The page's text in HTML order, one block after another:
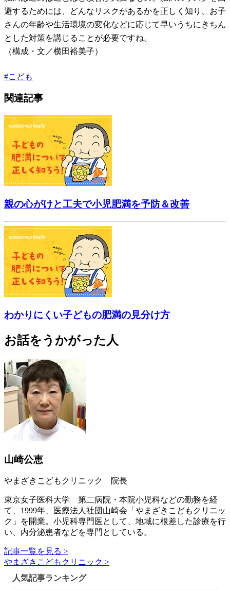
避するためには、どんなリスクがあるかを正しく知り、お子
さんの年齢や生活環境の変化などに応じて早いうちにきちん
とした対策を講じることが必要ですね。
（構成・文／横田裕美子）
#こども
関連記事
親の心がけと工夫で小児肥満を予防＆改善
わかりにくい子どもの肥満の見分け方
お話をうかがった人
山崎公恵
やまざきこどもクリニック 院長
東京女子医科大学 第二病院・本院小児科などの勤務を経
て、1999年、医療法人社団山崎会「やまざきこどもクリニッ
ク」を開業。小児科専門医として、地域に根差した診療を行
い、内分泌患者などを専門としている。
記事一覧を見る >
やまざきこどもクリニック >
人気記事ランキング